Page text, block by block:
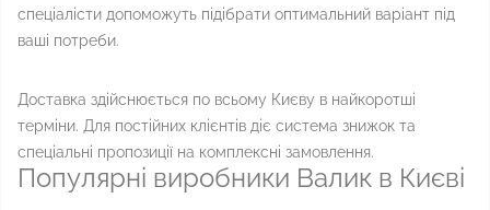
спеціалісти допоможуть підібрати оптимальний варіант під
ваші потреби.
Доставка здійснюється по всьому Києву в найкоротші
терміни. Для постійних клієнтів діє система знижок та
спеціальні пропозиції на комплексні замовлення.
Популярні виробники Валик в Києві